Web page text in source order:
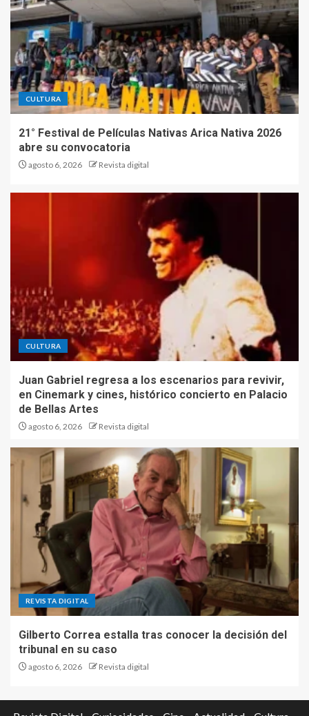
CULTURA
21° Festival de Películas Nativas Arica Nativa 2026
abre su convocatoria
agosto 6, 2026 Revista digital
CULTURA
Juan Gabriel regresa a los escenarios para revivir,
en Cinemark y cines, histórico concierto en Palacio
de Bellas Artes
agosto 6, 2026 Revista digital
REVISTA DIGITAL
Gilberto Correa estalla tras conocer la decisión del
tribunal en su caso
agosto 6, 2026 Revista digital